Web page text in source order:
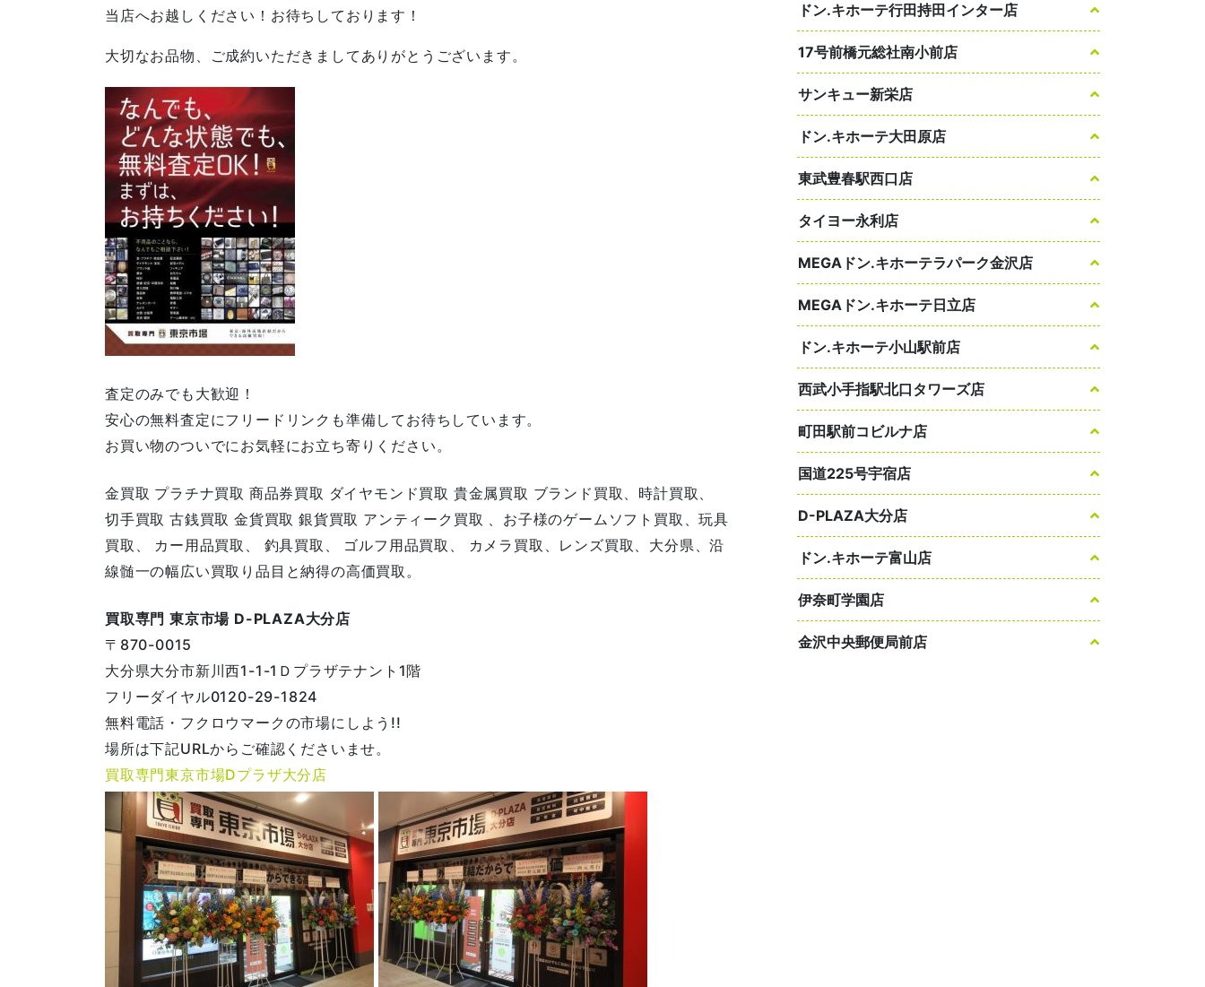
当店へお越しください！お待ちしております！
大切なお品物、ご成約いただきましてありがとうございます。
査定のみでも大歓迎！
安心の無料査定にフリードリンクも準備してお待ちしています。
お買い物のついでにお気軽にお立ち寄りください。
金買取 プラチナ買取 商品券買取 ダイヤモンド買取 貴金属買取 ブランド買取、時計買取、
切手買取 古銭買取 金貨買取 銀貨買取 アンティーク買取 、お子様のゲームソフト買取、玩具
買取、 カー用品買取、 釣具買取、 ゴルフ用品買取、 カメラ買取、レンズ買取、大分県、沿
線髄一の幅広い買取り品目と納得の高価買取。
買取専門 東京市場 D-PLAZA大分店
〒870-0015
大分県大分市新川西1-1-1Ｄプラザテナント1階
フリーダイヤル0120-29-1824
無料電話・フクロウマークの市場にしよう!!
場所は下記URLからご確認くださいませ。
買取専門東京市場Dプラザ大分店
ドン.キホーテ行田持田インター店
17号前橋元総社南小前店
サンキュー新栄店
ドン.キホーテ大田原店
東武豊春駅西口店
タイヨー永利店
MEGAドン.キホーテラパーク金沢店
MEGAドン.キホーテ日立店
ドン.キホーテ小山駅前店
西武小手指駅北口タワーズ店
町田駅前コビルナ店
国道225号宇宿店
D-PLAZA大分店
ドン.キホーテ富山店
伊奈町学園店
金沢中央郵便局前店